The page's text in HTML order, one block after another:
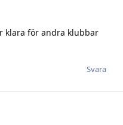
klara för andra klubbar
Svara